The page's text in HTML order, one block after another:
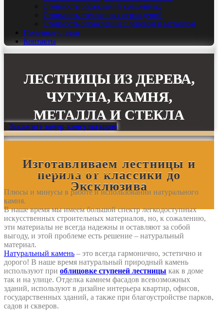
Стоимость ограждений крашенных
Стоимость стеклянных ограждений
Стоимость ограждений с деревом и металлом
Полезные статьи
Контакты
ЛЕСТНИЦЫ ИЗ ДЕРЕВА,
ЧУГУНА, КАМНЯ,
МЕТАЛЛА И СТЕКЛА
Изготавливаем лестницы и
перила от классики до
Эксклюзива
Закажите замер-консультацию
Ступени из мрамора
Плюсы и минусы в работе и использовании натурального
камня.
В наше время мы имеем большой спектр легкодоступных
искусственных строительных материалов, но, к сожалению,
эти материалы не всегда надежны и оставляют за собой
выгоду, и этой проблеме есть решение – натуральный
материал.
Натуральный камень – это всегда гармонично, эстетично и
дорого! В наше время натуральный природный камень
используют при облицовке ступеней лестницы как в доме
так и на улице. Отделка камнем фасадов всевозможных
зданий, используют в дизайне интерьера квартир, офисов,
государственных зданий, а также при благоустройстве парков,
садов и скверов.